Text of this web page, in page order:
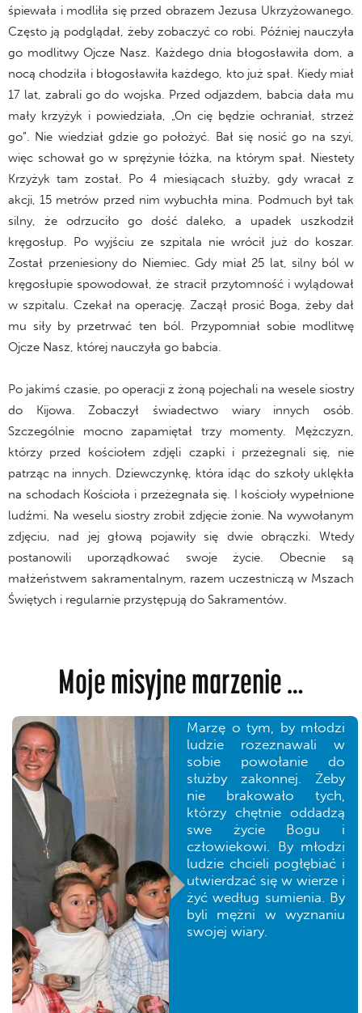
śpiewała i modliła się przed obrazem Jezusa Ukrzyżowanego.
Często ją podglądał, żeby zobaczyć co robi. Później nauczyła
go modlitwy Ojcze Nasz. Każdego dnia błogosławiła dom, a
nocą chodziła i błogosławiła każdego, kto już spał. Kiedy miał
17 lat, zabrali go do wojska. Przed odjazdem, babcia dała mu
mały krzyżyk i powiedziała, „On cię będzie ochraniał, strzeż
go”. Nie wiedział gdzie go położyć. Bał się nosić go na szyi,
więc schował go w sprężynie łóżka, na którym spał. Niestety
Krzyżyk tam został. Po 4 miesiącach służby, gdy wracał z
akcji, 15 metrów przed nim wybuchła mina. Podmuch był tak
silny, że odrzuciło go dość daleko, a upadek uszkodził
kręgosłup. Po wyjściu ze szpitala nie wrócił już do koszar.
Został przeniesiony do Niemiec. Gdy miał 25 lat, silny ból w
kręgosłupie spowodował, że stracił przytomność i wylądował
w szpitalu. Czekał na operację. Zaczął prosić Boga, żeby dał
mu siły by przetrwać ten ból. Przypomniał sobie modlitwę
Ojcze Nasz, której nauczyła go babcia.
Po jakimś czasie, po operacji z żoną pojechali na wesele siostry
do Kijowa. Zobaczył świadectwo wiary innych osób.
Szczególnie mocno zapamiętał trzy momenty. Mężczyzn,
którzy przed kościołem zdjęli czapki i przeżegnali się, nie
patrząc na innych. Dziewczynkę, która idąc do szkoły uklękła
na schodach Kościoła i przeżegnała się. I kościoły wypełnione
ludźmi. Na weselu siostry zrobił zdjęcie żonie. Na wywołanym
zdjęciu, nad jej głową pojawiły się dwie obrączki. Wtedy
postanowili uporządkować swoje życie. Obecnie są
małżeństwem sakramentalnym, razem uczestniczą w Mszach
Świętych i regularnie przystępują do Sakramentów.
Moje misyjne marzenie …
Marzę o tym, by młodzi
ludzie rozeznawali w
sobie powołanie do
służby zakonnej. Żeby
nie brakowało tych,
którzy chętnie oddadzą
swe życie Bogu i
człowiekowi. By młodzi
ludzie chcieli pogłębiać i
utwierdzać się w wierze i
żyć według sumienia. By
byli mężni w wyznaniu
swojej wiary.